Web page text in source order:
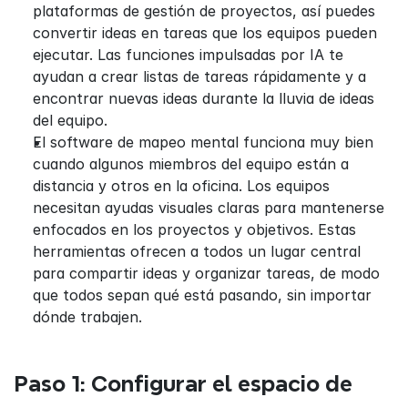
plataformas de gestión de proyectos, así puedes
convertir ideas en tareas que los equipos pueden
ejecutar. Las funciones impulsadas por IA te
ayudan a crear listas de tareas rápidamente y a
encontrar nuevas ideas durante la lluvia de ideas
del equipo.
El software de mapeo mental funciona muy bien
cuando algunos miembros del equipo están a
distancia y otros en la oficina. Los equipos
necesitan ayudas visuales claras para mantenerse
enfocados en los proyectos y objetivos. Estas
herramientas ofrecen a todos un lugar central
para compartir ideas y organizar tareas, de modo
que todos sepan qué está pasando, sin importar
dónde trabajen.
Paso 1: Configurar el espacio de